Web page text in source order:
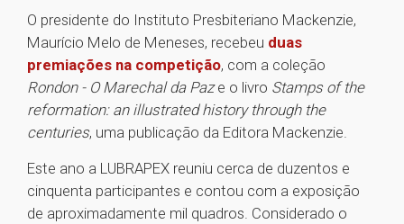
O presidente do Instituto Presbiteriano Mackenzie,
Maurício Melo de Meneses, recebeu duas
premiações na competição, com a coleção
Rondon - O Marechal da Paze o livro Stamps of the
reformation: an illustrated history through the
centuries, uma publicação da Editora Mackenzie.
Este ano a LUBRAPEX reuniu cerca de duzentos e
cinquenta participantes e contou com a exposição
de aproximadamente mil quadros. Considerado o